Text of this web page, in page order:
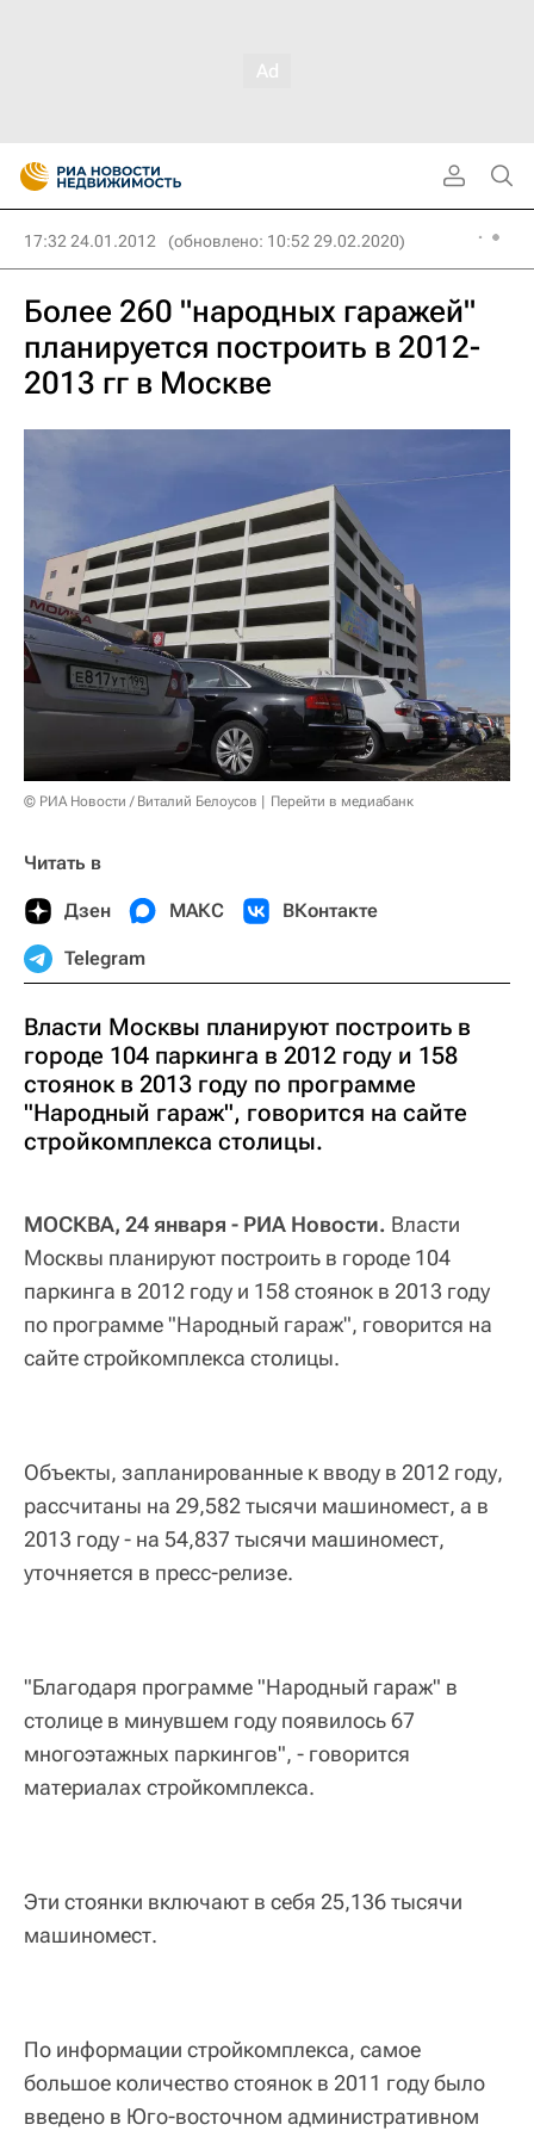
17:32 24.01.2012 (обновлено: 10:52 29.02.2020)
Более 260 "народных гаражей"
планируется построить в 2012-
2013 гг в Москве
© РИА Новости / Виталий Белоусов Перейти в медиабанк
Читать в
Дзен МАКС ВКонтакте
Telegram
Власти Москвы планируют построить в
городе 104 паркинга в 2012 году и 158
стоянок в 2013 году по программе
"Народный гараж", говорится на сайте
стройкомплекса столицы.
МОСКВА, 24 января - РИА Новости. Власти
Москвы планируют построить в городе 104
паркинга в 2012 году и 158 стоянок в 2013 году
по программе "Народный гараж", говорится на
сайте стройкомплекса столицы.
Объекты, запланированные к вводу в 2012 году,
рассчитаны на 29,582 тысячи машиномест, а в
2013 году - на 54,837 тысячи машиномест,
уточняется в пресс-релизе.
"Благодаря программе "Народный гараж" в
столице в минувшем году появилось 67
многоэтажных паркингов", - говорится
материалах стройкомплекса.
Эти стоянки включают в себя 25,136 тысячи
машиномест.
По информации стройкомплекса, самое
большое количество стоянок в 2011 году было
введено в Юго-восточном административном